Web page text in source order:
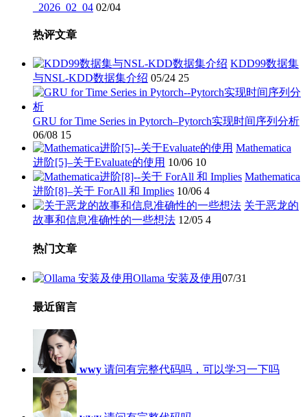
_2026_02_04 02/04
热评文章
KDD99数据集
与NSL-KDD数据集介绍 05/24 25
GRU for Time Series in Pytorch–Pytorch实现时间序列分析
06/08 15
Mathematica
进阶[5]–关于Evaluate的使用 10/06 10
Mathematica
进阶[8]–关于 ForAll 和 Implies 10/06 4
关于恶龙的
故事和信息准确性的一些想法 12/05 4
热门文章
Ollama 安装及使用07/31
最近留言
wwy 请问有完整代码吗，可以学习一下吗